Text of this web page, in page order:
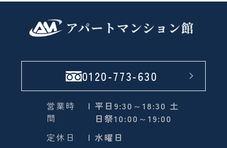
0120-773-630
営業時
間
| 平日9:30～18:30 土
日祭10:00～19:00
定休日
| 水曜日